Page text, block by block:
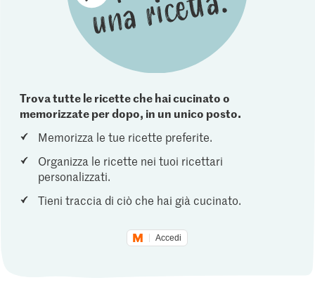
Trova tutte le ricette che hai cucinato o
memorizzate per dopo, in un unico posto.
Memorizza le tue ricette preferite.
Organizza le ricette nei tuoi ricettari
personalizzati.
Tieni traccia di ciò che hai già cucinato.
Accedi